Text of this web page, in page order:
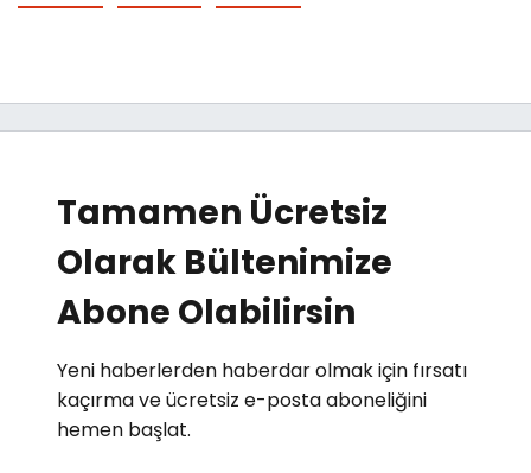
Tamamen Ücretsiz
Olarak Bültenimize
Abone Olabilirsin
Yeni haberlerden haberdar olmak için fırsatı
kaçırma ve ücretsiz e-posta aboneliğini
hemen başlat.